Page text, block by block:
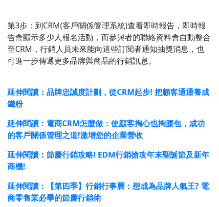
第3步：到CRM(客戶關係管理系統)查看即時報告，即時報
告會顯示多少人報名活動，而參與者的聯絡資料會自動整合
至CRM，行銷人員未來能向這些訂閱者通知抽獎消息，也
可進一步傳遞更多品牌與商品的行銷訊息。
延伸閱讀：品牌忠誠度計劃，從CRM起步! 把顧客通通養成
鐵粉
延伸閱讀：電商CRM怎麼做：使顧客掏心也掏腰包，成功
的客戶關係管理之道!激增您的企業營收
延伸閱讀：節慶行銷攻略! EDM行銷搶攻年末聖誕節及新年
商機!
延伸閱讀：【第四季】行銷行事曆：想成為品牌人氣王? 電
商零售業必學的節慶行銷術